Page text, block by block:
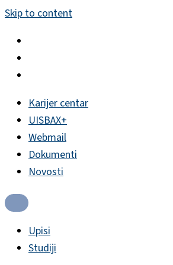
Skip to content
Karijer centar
UISBAX+
Webmail
Dokumenti
Novosti
Upisi
Studiji